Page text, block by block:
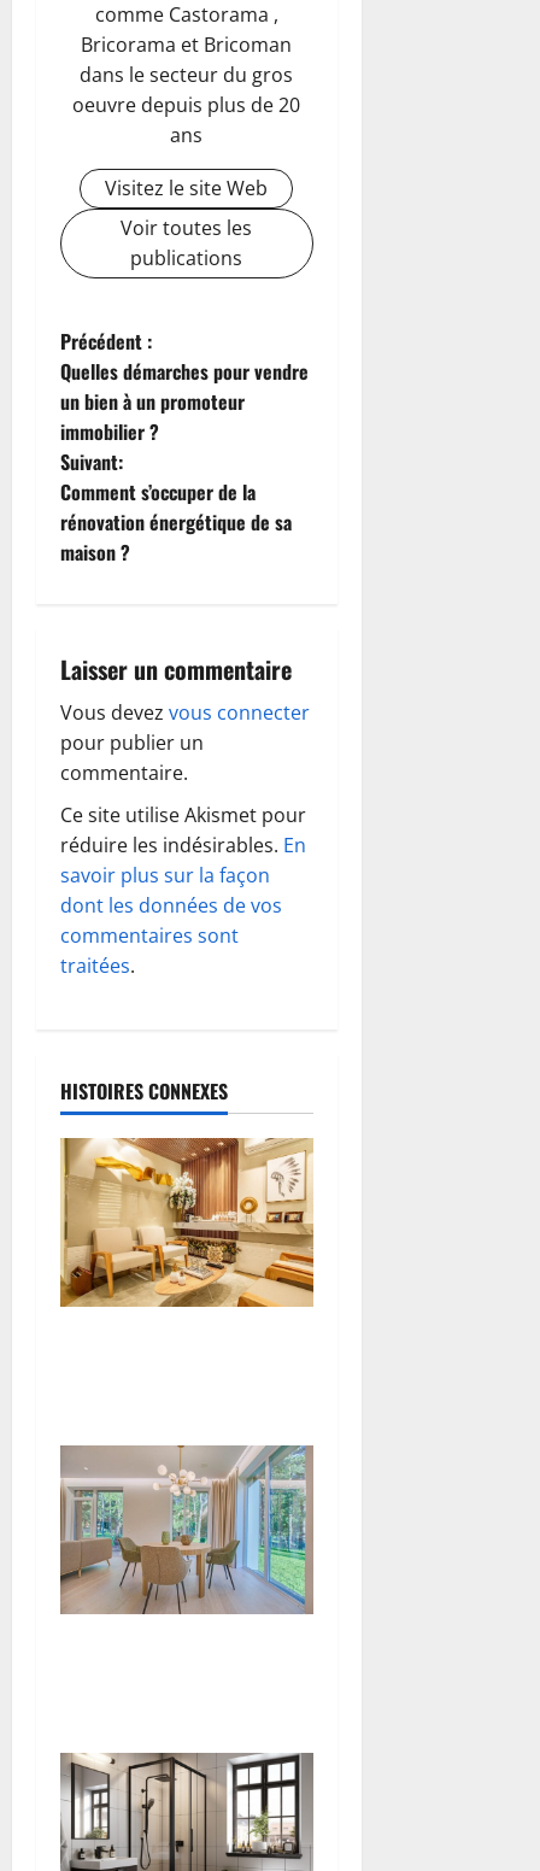
comme Castorama ,
Bricorama et Bricoman
dans le secteur du gros
oeuvre depuis plus de 20
ans
Visitez le site Web
Voir toutes les
publications
N
a
v
i
g
t
i
o
n
d
’
a
i
c
l
e
Précédent :
Quelles démarches pour vendre
un bien à un promoteur
immobilier ?
Suivant:
Comment s’occuper de la
rénovation énergétique de sa
maison ?
Laisser un commentaire
Vous devez vous connecter
pour publier un
commentaire.
Ce site utilise Akismet pour
réduire les indésirables. En
savoir plus sur la façon
dont les données de vos
commentaires sont
traitées.
HISTOIRES CONNEXES